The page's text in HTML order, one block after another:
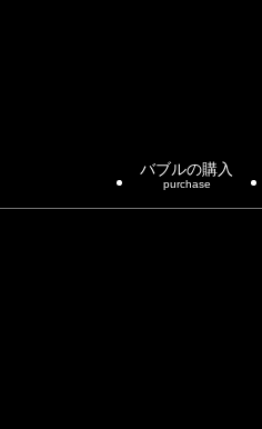
バブルの購入
purchase